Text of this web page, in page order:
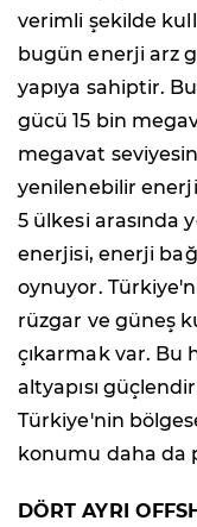
verimli şekilde
bugün enerji arz
yapıya sahiptir.
gücü 15 bin
megavat
yenilenebilir
5 ülkesi arasında
enerjisi, enerji
oynuyor.
rüzgar ve güneş
çıkarmak var. Bu
altyapısı
Türkiye'nin
konumu daha da
DÖRT AYRI